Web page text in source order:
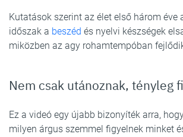
Kutatások szerint az élet első három éve
időszak a beszéd és nyelvi készségek
miközben az agy rohamtempóban
Nem csak utánoznak, tényleg
Ez a videó egy újabb bizonyíték arra,
milyen árgus szemmel figyelnek minket